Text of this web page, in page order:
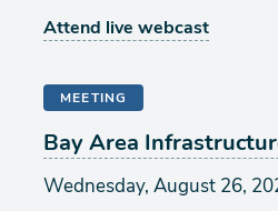
Attend live webcast
MEETING
Bay Area
Wednesday, August 26,